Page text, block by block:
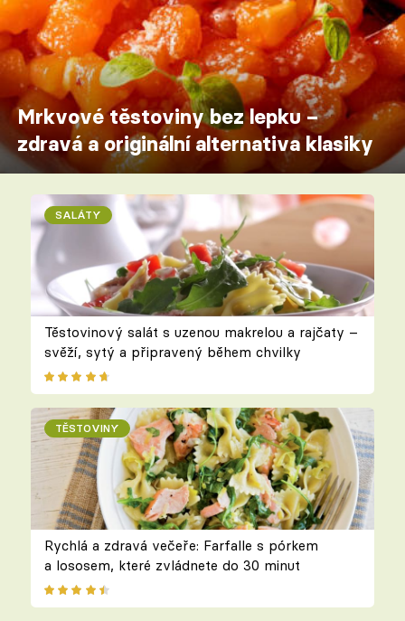
Mrkvové těstoviny bez lepku –
zdravá a originální alternativa klasiky
SALÁTY
Těstovinový salát s uzenou makrelou a rajčaty –
svěží, sytý a připravený během chvilky
TĚSTOVINY
Rychlá a zdravá večeře: Farfalle s pórkem
a lososem, které zvládnete do 30 minut